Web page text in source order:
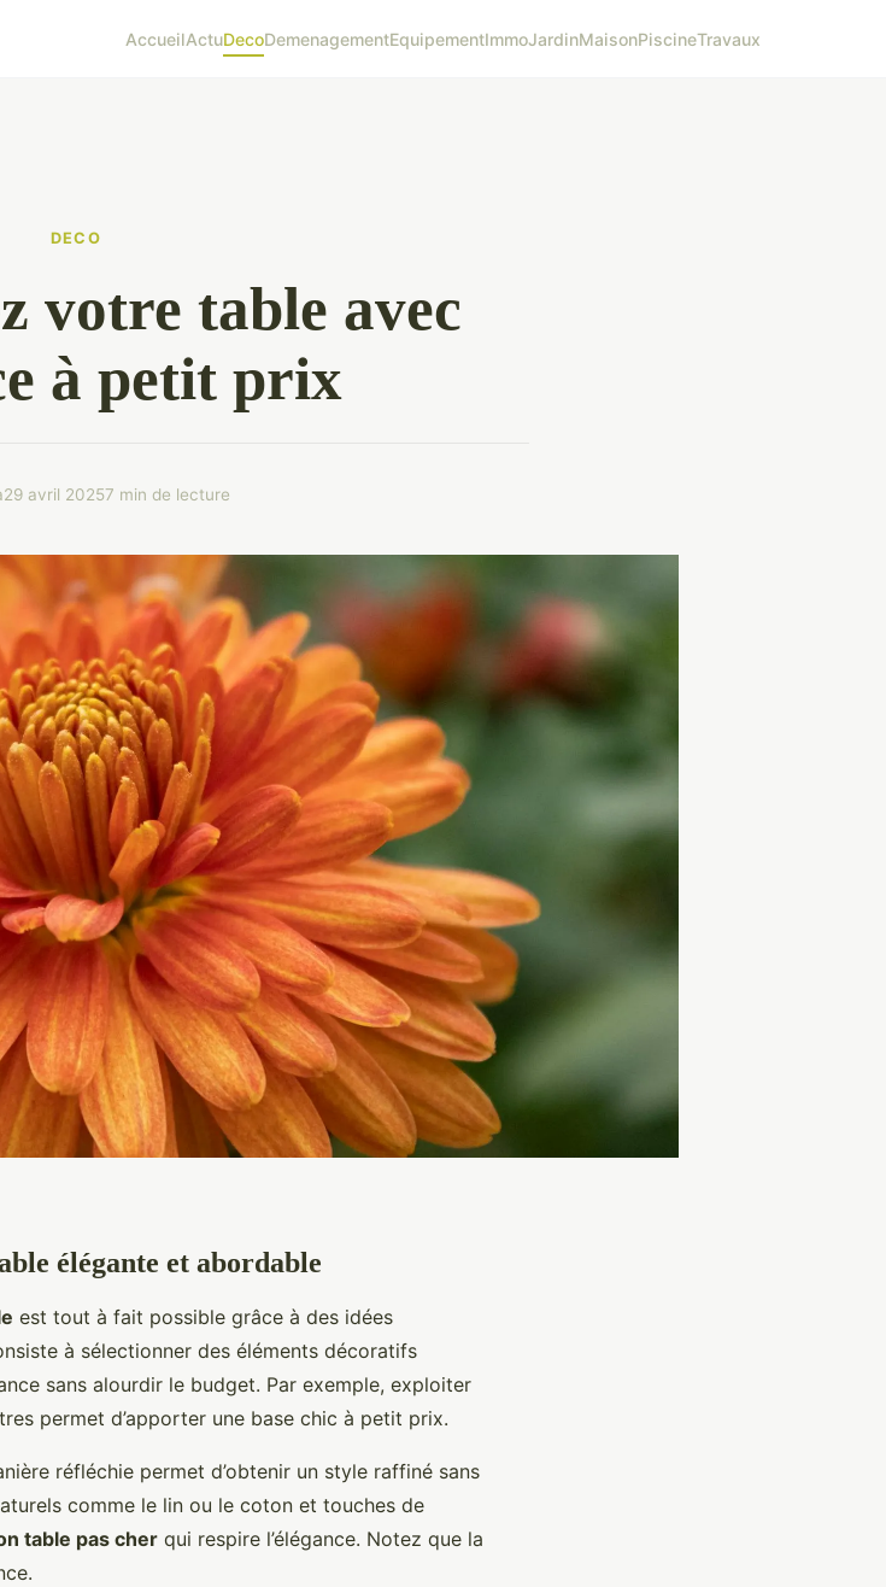
AccueilActuDecoDemenagementEquipementImmoJardinMaisonPiscineTravaux
DECO
votre table avec
à petit prix
29 avril 20257 min de lecture
élégante et abordable
est tout à fait possible grâce à des idées
à sélectionner des éléments décoratifs
sans alourdir le budget. Par exemple, exploiter
permet d’apporter une base chic à petit prix.
réfléchie permet d’obtenir un style raffiné sans
comme le lin ou le coton et touches de
table pas cher qui respire l’élégance. Notez que la